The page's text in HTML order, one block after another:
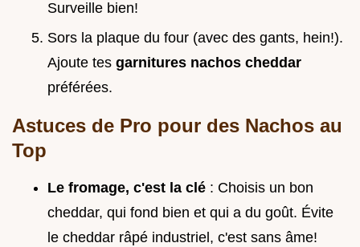
Surveille bien!
Sors la plaque du four (avec des gants, hein!).
Ajoute tes garnitures nachos cheddar
préférées.
Astuces de Pro pour des Nachos au
Top
Le fromage, c'est la clé : Choisis un bon
cheddar, qui fond bien et qui a du goût. Évite
le cheddar râpé industriel, c'est sans âme!